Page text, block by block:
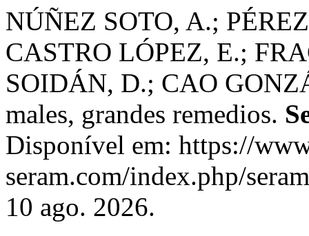
NÚÑEZ SOTO, A.;
CASTRO LÓPEZ, E.;
SOIDÁN, D.; CAO
males, grandes remedios.
Disponível em: https://
seram.com/index.php/
10 ago. 2026.